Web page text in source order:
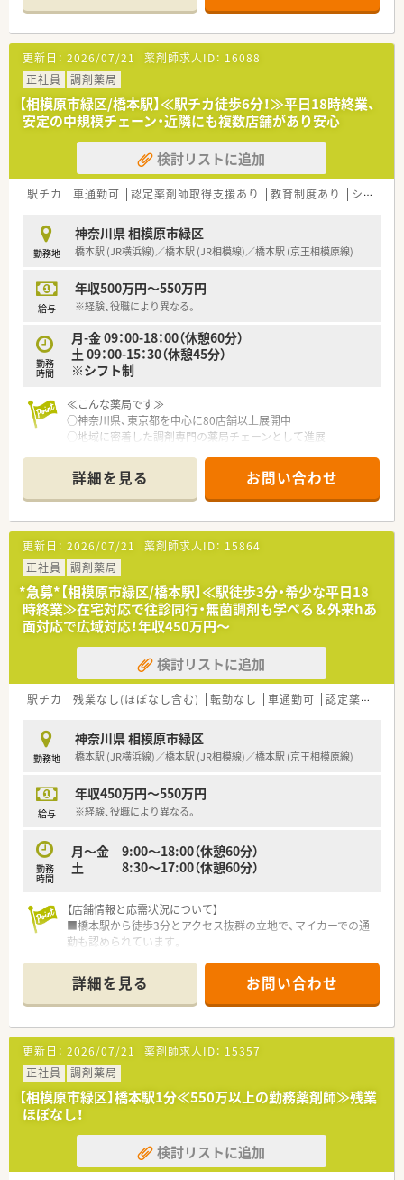
≪充実の教育研修≫
◆本店による集合研修
◆配属店によるOJT研修
◆OFFJT（各種研修会参加者支援制度）
更新日： 2026/07/21 薬剤師求人ID： 16088
正社員
調剤薬局
【相模原市緑区/橋本駅】≪駅チカ徒歩6分！≫平日18時終業、
安定の中規模チェーン・近隣にも複数店舗があり安心
検討リストに追加
駅チカ 車通勤可 認定薬剤師取得支援あり 教育制度あり シフト制
勤務地
神奈川県 相模原市緑区
橋本駅 (JR横浜線)／橋本駅 (JR相模線)／橋本駅 (京王相模原線)
給与
年収500万円～550万円
※経験、役職により異なる。
勤務
時間
月-金 09：00-18：00（休憩60分）
土 09：00-15：30（休憩45分）
※シフト制
≪こんな薬局です≫
○神奈川県、東京都を中心に80店舗以上展開中
○地域に密着した調剤専門の薬局チェーンとして進展
○風通しがよく、社員一人一人をしっかり見ています
○安定した成長を続けています
詳細を見る お問い合わせ
更新日： 2026/07/21 薬剤師求人ID： 15864
正社員
調剤薬局
*急募*【相模原市緑区/橋本駅】≪駅徒歩3分・希少な平日18
時終業≫在宅対応で往診同行・無菌調剤も学べる＆外来hあ
面対応で広域対応！年収450万円～
検討リストに追加
駅チカ 残業なし(ほぼなし含む) 転勤なし 車通勤可 認定薬剤師取得支援あり
勤務地
神奈川県 相模原市緑区
橋本駅 (JR横浜線)／橋本駅 (JR相模線)／橋本駅 (京王相模原線)
給与
年収450万円～550万円
※経験、役職により異なる。
勤務
時間
月～金 9:00～18:00（休憩60分）
土 8:30～17:00（休憩60分）
【店舗情報と応需状況について】
■橋本駅から徒歩3分とアクセス抜群の立地で、マイカーでの通
勤も認められています。
当し、無菌調剤室も完備しています。
■外来は面対応で精神科の比率が高めですが、薬剤師7名、事務3
名体制で対応しています。
【法人特徴について】
■関東圏を中心に約100店舗を展開し、「患者さま第一」の理念の
もと、地域医療に貢献しています。
■マニュアルやノルマは一切なく、各店舗の裁量権が大きいた
め、主体的に業務に取り組めます。
■近隣エリアに集中して出店するドミナント展開により、急なお
休みにも対応できる体制です。
【勤務実態について】
詳細を見る お問い合わせ
更新日： 2026/07/21 薬剤師求人ID： 15357
正社員
調剤薬局
【相模原市緑区】橋本駅1分≪550万以上の勤務薬剤師≫残業
ほぼなし！
検討リストに追加